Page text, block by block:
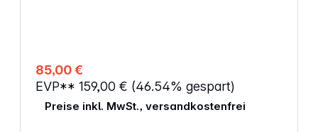
Micro-USB-Ladebuchse. Das Midland XT70 Pro wird
im 2er-Set angeboten. Eigenschaften: 32 Kanäle
(PMR446) + 69 LPD Spritzwasserschutz: IPX4
Reichweite: Bis zu 12 km 38 CTCSS-Töne in TX und
RX 104 DCS-Töne in TX und RX 9 VOX-Level für
85,00 €
EVP** 159,00 € (46.54% gespart)
Preise inkl. MwSt., versandkostenfrei